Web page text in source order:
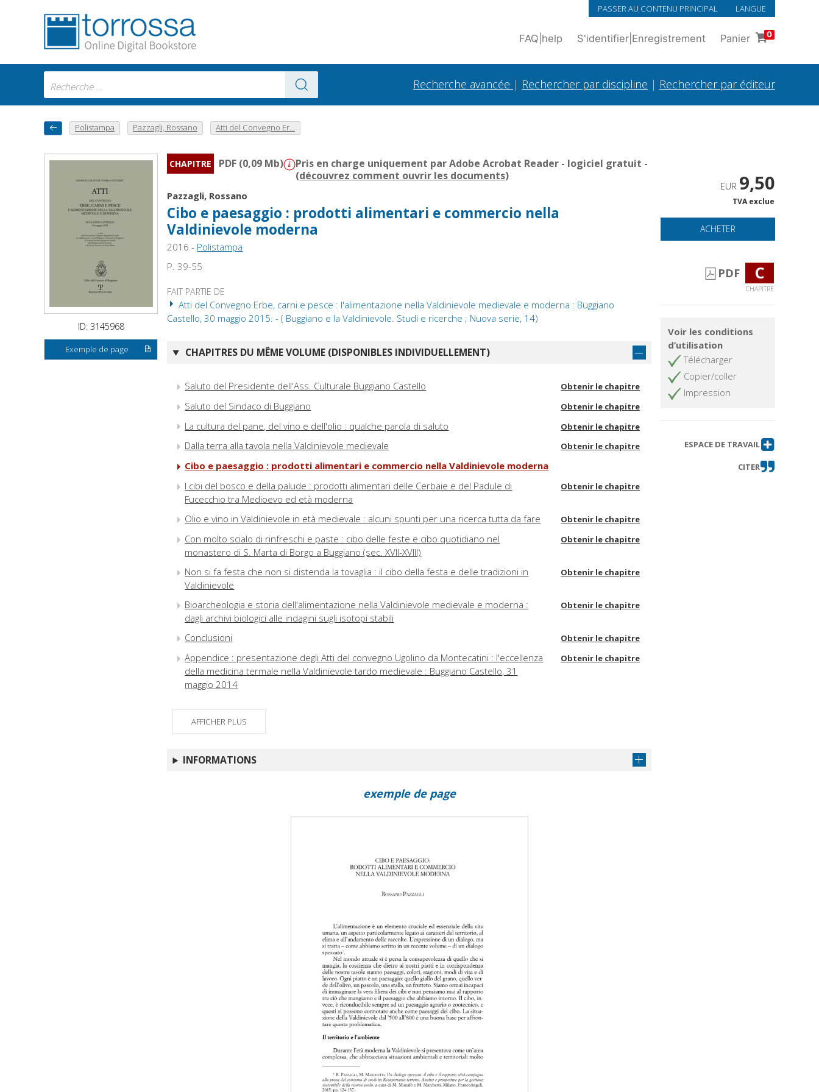
PASSER AU CONTENU PRINCIPAL LANGUE
FAQ help S'identifier Enregistrement Panier 0
Recherche avancée | Rechercher par discipline | Rechercher par éditeur
Polistampa Pazzagli, Rossano Atti del Convegno Er...
ID: 3145968
Exemple de page
CHAPITRE PDF (0,09 Mb)
Pris en charge uniquement par Adobe Acrobat Reader - logiciel gratuit -
(découvrez comment ouvrir les documents)
Pazzagli, Rossano
Cibo e paesaggio : prodotti alimentari e commercio nella
Valdinievole moderna
2016 - Polistampa
P. 39-55
FAIT PARTIE DE
Atti del Convegno Erbe, carni e pesce : l'alimentazione nella Valdinievole medievale e moderna : Buggiano
Castello, 30 maggio 2015. - ( Buggiano e la Valdinievole. Studi e ricerche ; Nuova serie, 14)
CHAPITRES DU MÊME VOLUME (DISPONIBLES INDIVIDUELLEMENT)
Saluto del Presidente dell'Ass. Culturale Buggiano Castello Obtenir le chapitre
Saluto del Sindaco di Buggiano Obtenir le chapitre
La cultura del pane, del vino e dell'olio : qualche parola di saluto Obtenir le chapitre
Dalla terra alla tavola nella Valdinievole medievale Obtenir le chapitre
Cibo e paesaggio : prodotti alimentari e commercio nella Valdinievole moderna
I cibi del bosco e della palude : prodotti alimentari delle Cerbaie e del Padule di
Fucecchio tra Medioevo ed età moderna
Obtenir le chapitre
Olio e vino in Valdinievole in età medievale : alcuni spunti per una ricerca tutta da fare Obtenir le chapitre
Con molto scialo di rinfreschi e paste : cibo delle feste e cibo quotidiano nel
monastero di S. Marta di Borgo a Buggiano (sec. XVII-XVIII)
Obtenir le chapitre
Non si fa festa che non si distenda la tovaglia : il cibo della festa e delle tradizioni in
Valdinievole
Obtenir le chapitre
Bioarcheologia e storia dell'alimentazione nella Valdinievole medievale e moderna :
dagli archivi biologici alle indagini sugli isotopi stabili
Obtenir le chapitre
Conclusioni Obtenir le chapitre
Appendice : presentazione degli Atti del convegno Ugolino da Montecatini : l'eccellenza
della medicina termale nella Valdinievole tardo medievale : Buggiano Castello, 31
maggio 2014
Obtenir le chapitre
AFFICHER PLUS
INFORMATIONS
EUR 9,50
TVA exclue
ACHETER
PDF C
CHAPITRE
Voir les conditions
d’utilisation
Télécharger
Copier/coller
Impression
ESPACE DE TRAVAIL
CITER
exemple de page